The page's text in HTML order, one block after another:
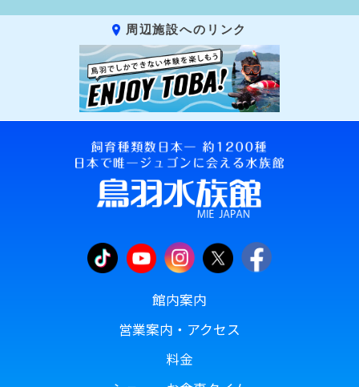
周辺施設へのリンク
館内案内
営業案内・アクセス
料金